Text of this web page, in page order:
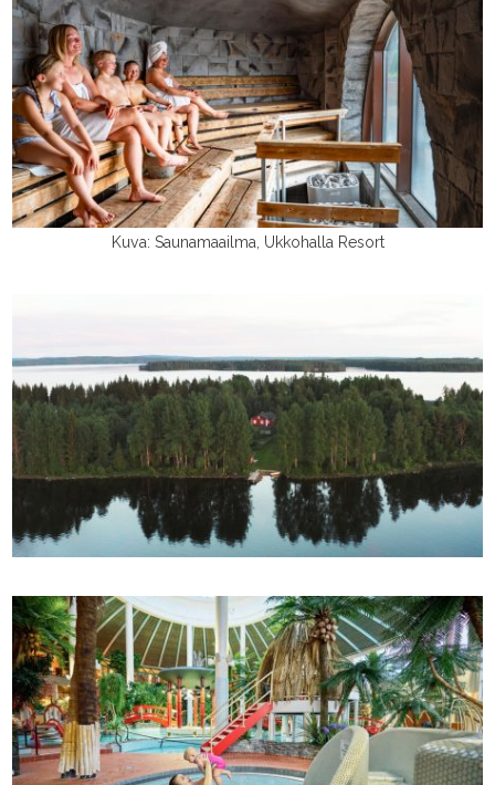
Kuva: Saunamaailma, Ukkohalla Resort